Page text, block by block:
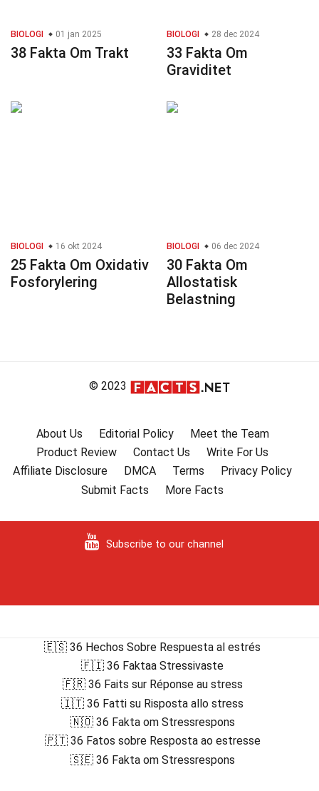
BIOLOGI 01 jan 2025
38 Fakta Om Trakt
BIOLOGI 28 dec 2024
33 Fakta Om
Graviditet
BIOLOGI 16 okt 2024
25 Fakta Om Oxidativ
Fosforylering
BIOLOGI 06 dec 2024
30 Fakta Om
Allostatisk
Belastning
© 2023
About Us Editorial Policy
Meet the Team
Product Review
Contact Us
Write For Us
Affiliate Disclosure
DMCA Terms
Privacy Policy
Submit Facts
More Facts
Subscribe to our channel
🇪🇸 36 Hechos Sobre Respuesta al estrés
🇫🇮 36 Faktaa Stressivaste
🇫🇷 36 Faits sur Réponse au stress
🇮🇹 36 Fatti su Risposta allo stress
🇳🇴 36 Fakta om Stressrespons
🇵🇹 36 Fatos sobre Resposta ao estresse
🇸🇪 36 Fakta om Stressrespons